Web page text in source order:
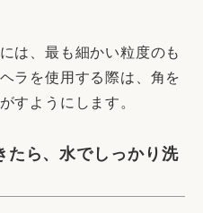
は、最も細かい粒度のも
ラを使用する際は、角を
すようにします。
たら、水でしっかり洗